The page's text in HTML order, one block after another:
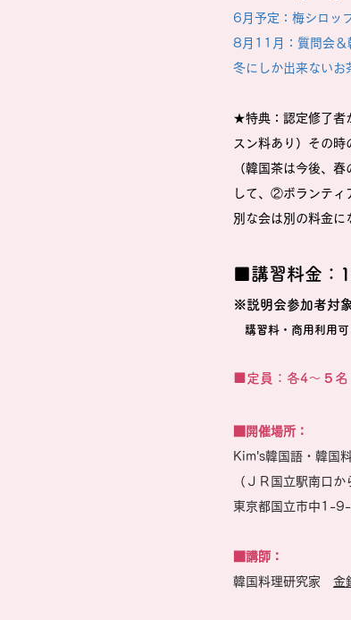
6月予定：梅シロッ
8月11月：質問会＆
冬にしか出来ないお
★特典：認定修了者
スン料あり）その時
（韓国茶は今後、
して、②ボランティ
別な会は別の料金に
■講習料金：
※説明会参加者対
講習料・商用利用可
■定員：各4～５
​​■開催場所：
Kim's韓国語・韓国
（ＪＲ国立駅南口か
東京都国立市中1-
​​■講師：
​韓国料理研究家 金